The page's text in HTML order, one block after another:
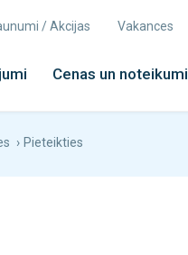
/ Akcijas Vakances
Cenas un noteikumi
› Pieteikties